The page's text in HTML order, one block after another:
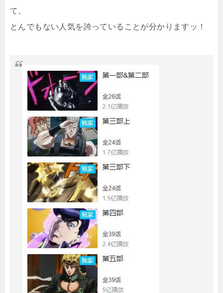
て、
とんでもない人気を誇っていることが分かりますッ！